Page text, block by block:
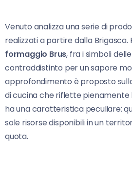
Venuto analizza una serie di
realizzati a partire dalla Brigasca.
formaggio Brus, fra i simboli delle
contraddistinto per un sapore
approfondimento è proposto
di cucina che riflette pienamente
ha una caratteristica peculiare:
sole risorse disponibili in un
quota.